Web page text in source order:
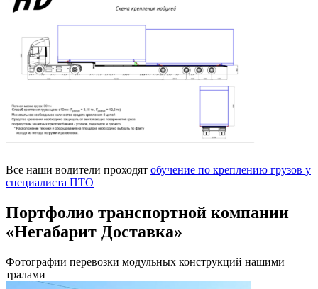
Все наши водители проходят обучение по креплению грузов у
специалиста ПТО
Портфолио транспортной компании
«Негабарит Доставка»
Фотографии перевозки модульных конструкций нашими
тралами